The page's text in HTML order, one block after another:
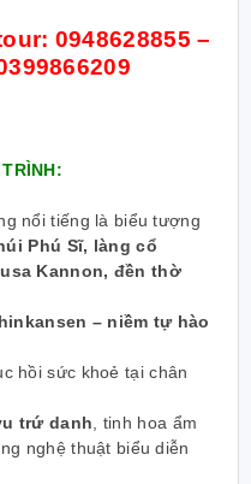
0948628855 –
nổi tiếng là biểu tượng
Phú Sĩ, làng cổ
Kannon, đền thờ
– niềm tự hào
hồi sức khoẻ tại chân
trứ danh , tinh hoa ẩm
nghệ thuật biểu diễn